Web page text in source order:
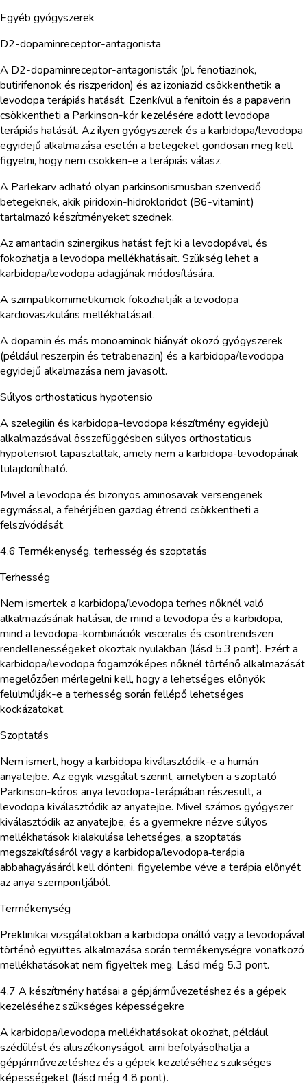
Egyéb gyógyszerek
D2-dopaminreceptor-antagonista
A D2-dopaminreceptor-antagonisták (pl. fenotiazinok,
butirifenonok és riszperidon) és az izoniazid csökkenthetik a
levodopa terápiás hatását. Ezenkívül a fenitoin és a papaverin
csökkentheti a Parkinson-kór kezelésére adott levodopa
terápiás hatását. Az ilyen gyógyszerek és a karbidopa/levodopa
egyidejű alkalmazása esetén a betegeket gondosan meg kell
figyelni, hogy nem csökken-e a terápiás válasz.
A Parlekarv adható olyan parkinsonismusban szenvedő
betegeknek, akik piridoxin-hidrokloridot (B6-vitamint)
tartalmazó készítményeket szednek.
Az amantadin szinergikus hatást fejt ki a levodopával, és
fokozhatja a levodopa mellékhatásait. Szükség lehet a
karbidopa/levodopa adagjának módosítására.
A szimpatikomimetikumok fokozhatják a levodopa
kardiovaszkuláris mellékhatásait.
A dopamin és más monoaminok hiányát okozó gyógyszerek
(például reszerpin és tetrabenazin) és a karbidopa/levodopa
egyidejű alkalmazása nem javasolt.
Súlyos orthostaticus hypotensio
A szelegilin és karbidopa-levodopa készítmény egyidejű
alkalmazásával összefüggésben súlyos orthostaticus
hypotensiot tapasztaltak, amely nem a karbidopa-levodopának
tulajdonítható.
Mivel a levodopa és bizonyos aminosavak versengenek
egymással, a fehérjében gazdag étrend csökkentheti a
felszívódását.
4.6 Termékenység, terhesség és szoptatás
Terhesség
Nem ismertek a karbidopa/levodopa terhes nőknél való
alkalmazásának hatásai, de mind a levodopa és a karbidopa,
mind a levodopa-kombinációk visceralis és csontrendszeri
rendellenességeket okoztak nyulakban (lásd 5.3 pont). Ezért a
karbidopa/levodopa fogamzóképes nőknél történő alkalmazását
megelőzően mérlegelni kell, hogy a lehetséges előnyök
felülmúlják-e a terhesség során fellépő lehetséges
kockázatokat.
Szoptatás
Nem ismert, hogy a karbidopa kiválasztódik-e a humán
anyatejbe. Az egyik vizsgálat szerint, amelyben a szoptató
Parkinson-kóros anya levodopa-terápiában részesült, a
levodopa kiválasztódik az anyatejbe. Mivel számos gyógyszer
kiválasztódik az anyatejbe, és a gyermekre nézve súlyos
mellékhatások kialakulása lehetséges, a szoptatás
megszakításáról vagy a karbidopa/levodopa‑terápia
abbahagyásáról kell dönteni, figyelembe véve a terápia előnyét
az anya szempontjából.
Termékenység
Preklinikai vizsgálatokban a karbidopa önálló vagy a levodopával
történő együttes alkalmazása során termékenységre vonatkozó
mellékhatásokat nem figyeltek meg. Lásd még 5.3 pont.
4.7 A készítmény hatásai a gépjárművezetéshez és a gépek
kezeléséhez szükséges képességekre
A karbidopa/levodopa mellékhatásokat okozhat, például
szédülést és aluszékonyságot, ami befolyásolhatja a
gépjárművezetéshez és a gépek kezeléséhez szükséges
képességeket (lásd még 4.8 pont).